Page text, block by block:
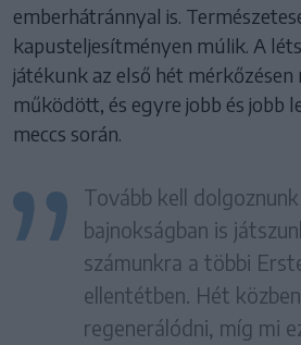
emberhátránnyal is.
kapusteljesítményen múlik. A
játékunk az első hét mérkőzésen
működött, és egyre jobb és jobb
meccs során.
Tovább kell
bajnokságban is
számunkra a többi
ellentétben. Hét
regenerálódni, míg mi